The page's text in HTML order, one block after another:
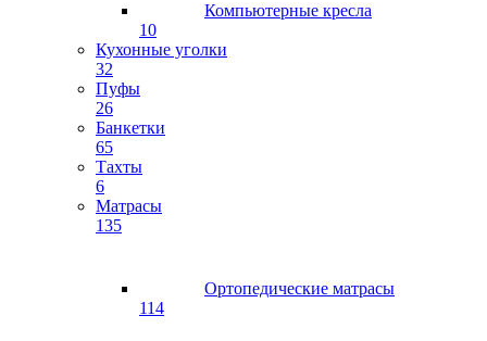
Компьютерные кресла
10
Кухонные уголки
32
Пуфы
26
Банкетки
65
Тахты
6
Матрасы
135
Ортопедические матрасы
114